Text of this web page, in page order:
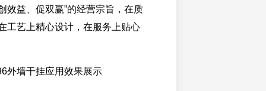
效益、促双赢”的经营宗旨，在质
工艺上精心设计，在服务上贴心
外墙干挂应用效果展示